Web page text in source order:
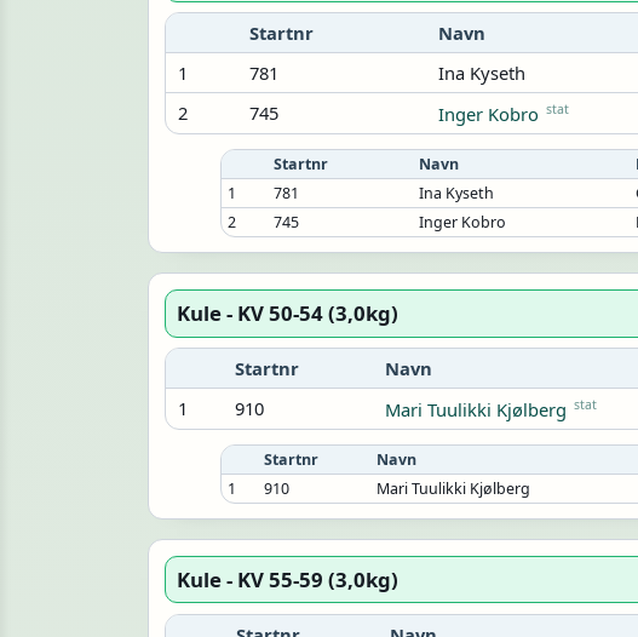
Startnr Navn
1
781 Ina Kyseth
2
745 Inger Kobro stat
Startnr Navn
1
781 Ina Kyseth
2
745 Inger Kobro
Kule - KV 50-54 (3,0kg)
Startnr Navn
1
910 Mari Tuulikki Kjølberg stat
Startnr Navn
1
910 Mari Tuulikki Kjølberg
Kule - KV 55-59 (3,0kg)